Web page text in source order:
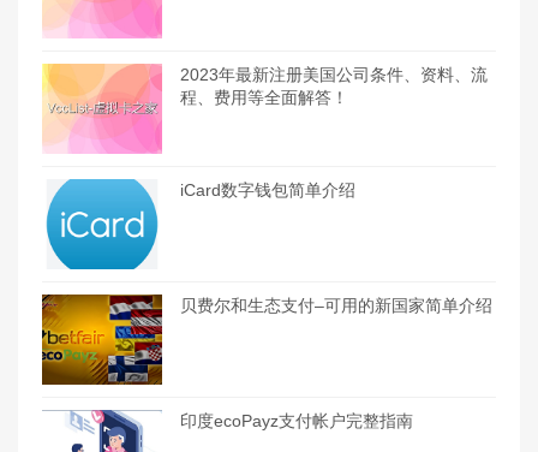
2023年最新注册美国公司条件、资料、流
程、费用等全面解答！
iCard数字钱包简单介绍
贝费尔和生态支付–可用的新国家简单介绍
印度ecoPayz支付帐户完整指南